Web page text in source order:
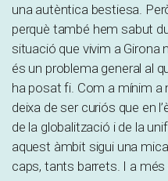
una autèntica bestiesa.
perquè també hem sabut
situació que vivim a Girona
és un problema general al
ha posat fi. Com a mínim a
deixa de ser curiós que en
de la globalització i de la
aquest àmbit sigui una
caps, tants barrets. I a més